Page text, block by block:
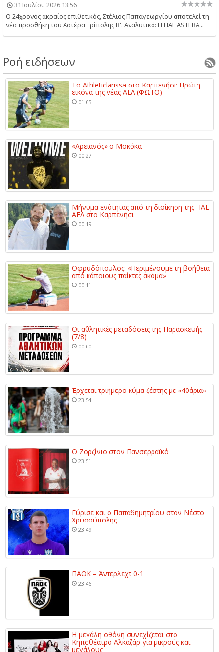
31 Ιουλίου 2026 13:56
Ο 24χρονος ακραίος επιθετικός, Στέλιος Παπαγεωργίου αποτελεί τη
νέα προσθήκη του Αστέρα Τρίπολης Β'. Αναλυτικά: Η ΠΑΕ ASTERA...
Ροή ειδήσεων
Το Athleticlarissa στο Καρπενήσι: Πρώτη
εικόνα της νέας ΑΕΛ (ΦΩΤΟ)
01:05
«Αρειανός» ο Μοκόκα
00:27
Μήνυμα ενότητας από τη διοίκηση της ΠΑΕ
ΑΕΛ στο Καρπενήσι
00:19
Οφρυδόπουλος: «Περιμένουμε τη βοήθεια
από κάποιους παίκτες ακόμα»
00:11
Οι αθλητικές μεταδόσεις της Παρασκευής
(7/8)
00:00
Έρχεται τριήμερο κύμα ζέστης με «40άρια»
23:54
Ο Ζορζίνιο στον Πανσερραϊκό
23:51
Γύρισε και ο Παπαδημητρίου στον Νέστο
Χρυσούπολης
23:49
ΠΑΟΚ – Άντερλεχτ 0-1
23:46
Η μεγάλη οθόνη συνεχίζεται στο
Κηποθέατρο Αλκαζάρ για μικρούς και
μεγάλους